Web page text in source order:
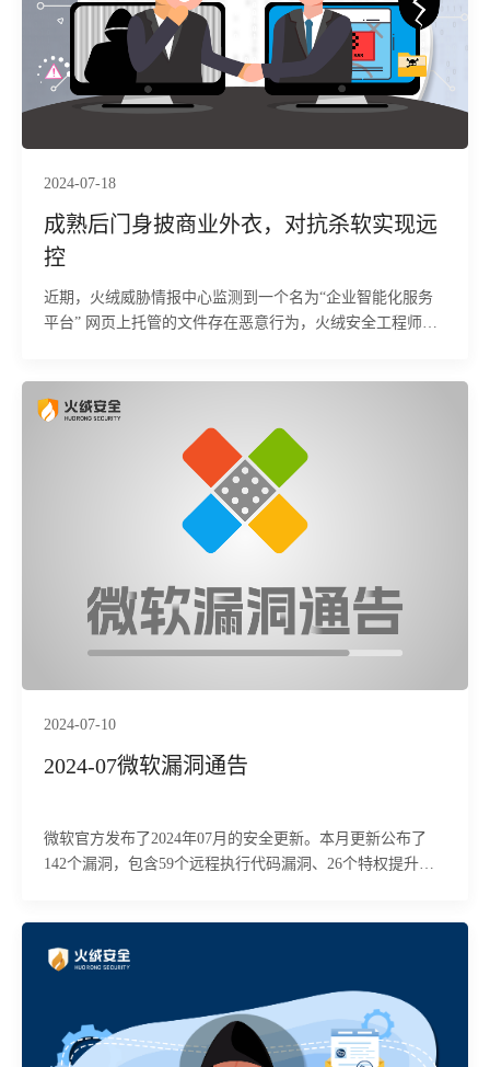
2024-07-18
成熟后门身披商业外衣，对抗杀软实现远
控
近期，火绒威胁情报中心监测到一个名为“企业智能化服务
平台” 网页上托管的文件存在恶意行为，火绒安全工程师第
除此之外，它还会检测受害者机器中杀软的安装情况进行对
抗，上传受害者系统中相关信息，并设立开机启动项进行持
久化驻留等。目前，火绒安全产品可对上述病毒进行拦截查
杀，请广大用户及时更新病毒库以提高防御能力。
2024-07-10
2024-07微软漏洞通告
微软官方发布了2024年07月的安全更新。本月更新公布了
142个漏洞，包含59个远程执行代码漏洞、26个特权提升漏